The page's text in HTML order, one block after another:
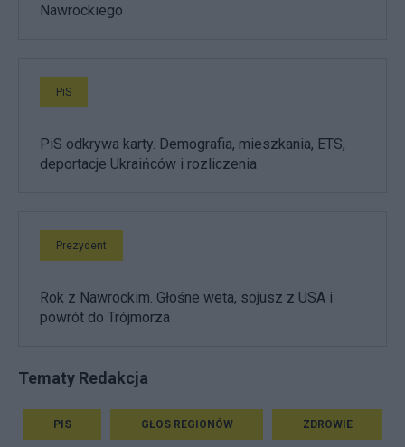
Nawrockiego
PiS
PiS odkrywa karty. Demografia, mieszkania, ETS,
deportacje Ukraińców i rozliczenia
Prezydent
Rok z Nawrockim. Głośne weta, sojusz z USA i
powrót do Trójmorza
Tematy Redakcja
PIS GŁOS REGIONÓW ZDROWIE